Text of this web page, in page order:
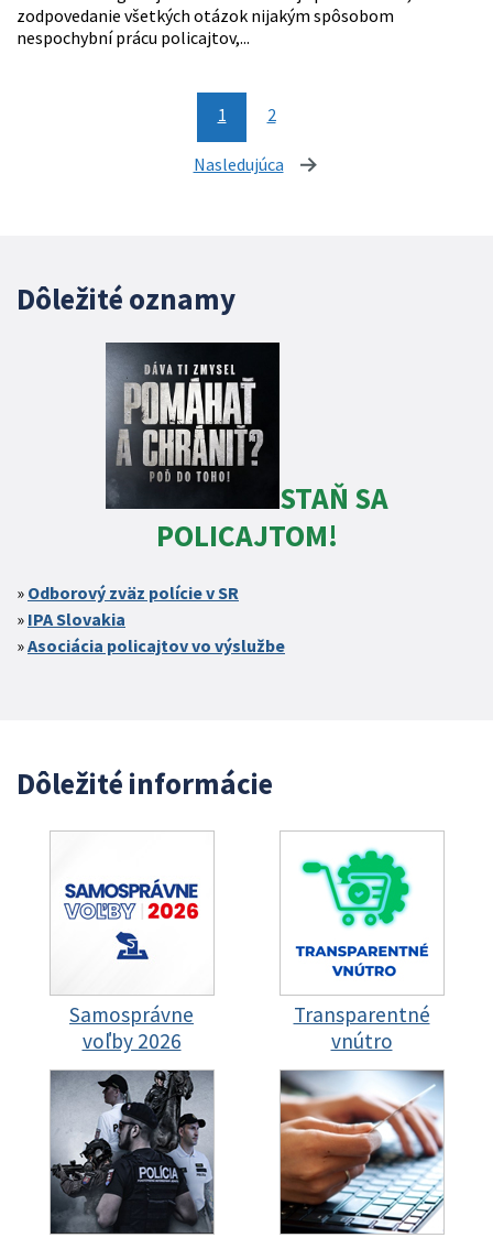
zodpovedanie všetkých otázok nijakým spôsobom
nespochybní prácu policajtov,...
1 2
Nasledujúca stránka
Dôležité oznamy
STAŇ SA
POLICAJTOM!
Odborový zväz polície v SR
IPA Slovakia
Asociácia policajtov vo výslužbe
Dôležité informácie
Samosprávne
voľby 2026
Transparentné
vnútro